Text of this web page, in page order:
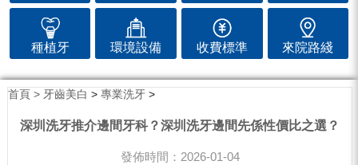
種植牙 環境設備 收費標準 來院路綫
首頁 > 牙齒美白 > 專業洗牙>
深圳洗牙推介邊間牙科？深圳洗牙邊間先係性價比之選？
發佈時間：2026-01-04